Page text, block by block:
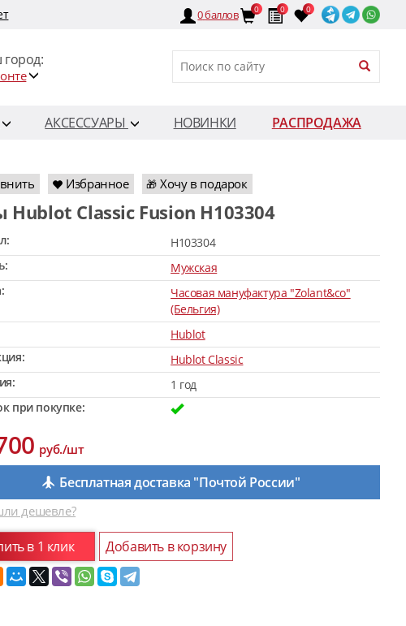
0баллов 0 0 0
АКСЕССУАРЫ НОВИНКИ
РАСПРОДАЖА
Избранное 🎁 Хочу в подарок
Hublot Classic Fusion H103304
H103304
Мужская
Часовая мануфактура "Zolant&co"
(Бельгия)
Hublot
Hublot Classic
1 год
при покупке:
руб./шт
Бесплатная доставка "Почтой России"
дешевле?
в 1 клик Добавить в корзину